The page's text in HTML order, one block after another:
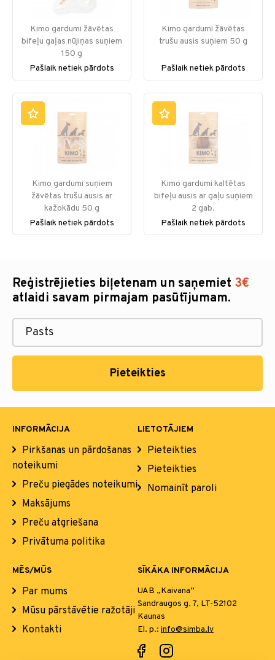
Kimo gardumi žāvētas
bifeļu gaļas nūjiņas suņiem
150 g
Pašlaik netiek pārdots
Kimo gardumi žāvētas
trušu ausis suņiem 50 g
Pašlaik netiek pārdots
Kimo gardumi suņiem
žāvētas trušu ausis ar
kažokādu 50 g
Pašlaik netiek pārdots
Kimo gardumi kaltētas
bifeļu ausis ar gaļu suņiem
2 gab.
Pašlaik netiek pārdots
Reģistrējieties biļetenam un saņemiet 3€
atlaidi savam pirmajam pasūtījumam.
Pieteikties
INFORMĀCIJA
Pirkšanas un pārdošanas
noteikumi
Preču piegādes noteikumi
Maksājums
Preču atgriešana
Privātuma politika
LIETOTĀJIEM
Pieteikties
Pieteikties
Nomainīt paroli
MĒS/MŪS
Par mums
Mūsu pārstāvētie ražotāji
Kontakti
SĪKĀKA INFORMĀCIJA
UAB „Kaivana”
Sandraugos g. 7, LT-52102
Kaunas
El. p.: info@simba.lv